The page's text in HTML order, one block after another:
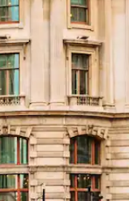
strjúka.